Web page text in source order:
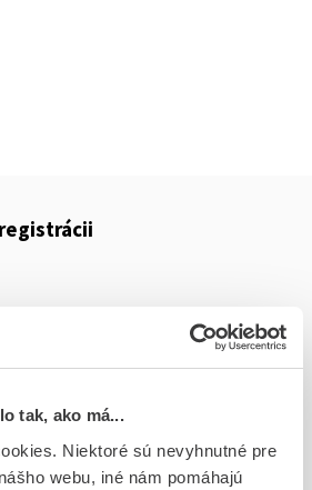
tak, ako má...
Niektoré sú nevyhnutné pre
webu, iné nám pomáhajú
mg (blis.Al/OPA/Al/PVC-